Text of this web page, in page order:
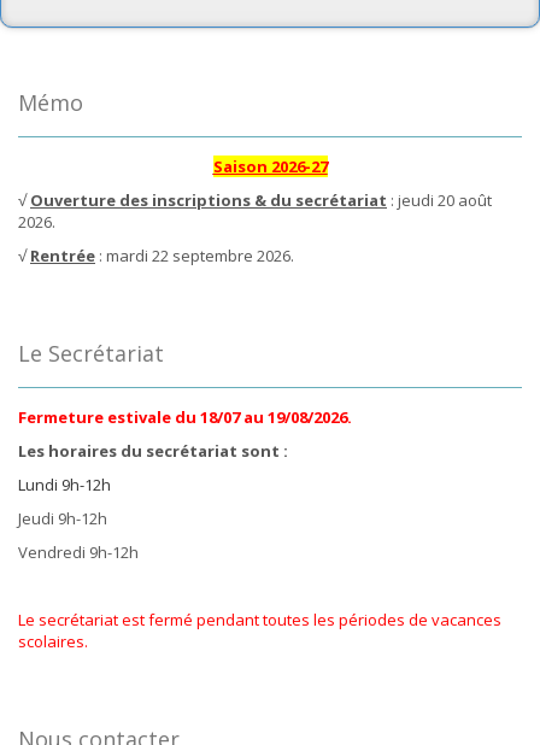
Mémo
Saison 2026-27
√Ouverture des inscriptions & du secrétariat : jeudi 20 août
2026.
√Rentrée : mardi 22 septembre 2026.
Le Secrétariat
Fermeture estivale du 18/07 au 19/08/2026.
Les horaires du secrétariat sont :
Lundi 9h-12h
Jeudi 9h-12h
Vendredi 9h-12h
Le secrétariat est fermé pendant toutes les périodes de vacances
scolaires.